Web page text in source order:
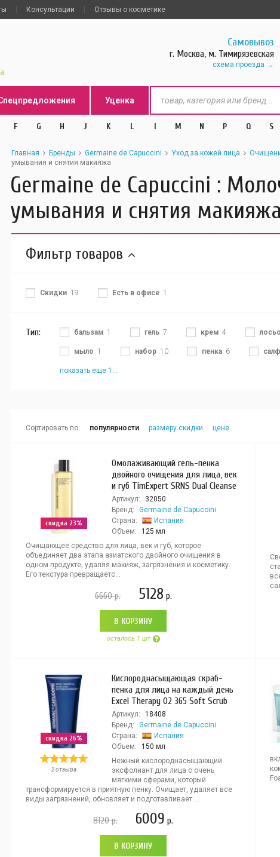
Консультации Отзывы о косметике
Самовывоз
г. Москва, м. Тимирязевская
схема проезда
Уценка
F G H J K L l M N P Q S
Главная Бренды Germaine de Capuccini Уход за кожей лица
умывания и снятия макияжа
Germaine de Capuccini :
умывания и снятия макияжа
Фильтр товаров
Скидки 19 Есть в офисе 1
Тип: бальзам 1 гель 7 крем 4
мыло 1 набор 10 пенка 6
показать еще 1...
Сортировать по: популярности размеру скидки цене
скидка 23%
Омолаживающий гель-пенка
двойного очищения для лица, век
и губ TimExpert SRNS Dual Cleanse
Артикул:
32050
Бренд:
Germaine de Capuccini
Страна:
Испания
Объем:
125 мл
Очищающее средство для лица, век и губ, которое
объединяет два этапа азиатского двойного очищения в
одном продукте, удаляя макияж, загрязнения и косметику.
Его текстура превращаетс...
6660р. 5128 р.
В КОРЗИНУ
осталось 1 шт
скидка 26%
2 отзыва
Кислороднасыщающая скраб-
пенка для лица на каждый день
Excel Therapy O2 365 Soft Scrub
Артикул:
18408
Бренд:
Germaine de Capuccini
Страна:
Испания
Объем:
150 мл
Нежный кислороднасыщающий
эксфолиант для лица с очень
мягкими сферами, который
трансформируется в приятную пенку. Очищает, удаляет все
виды загрязнений, обновляет и подготавливает ...
8120р. 6009 р.
В КОРЗИНУ